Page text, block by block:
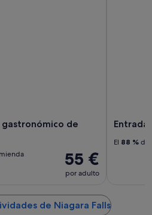
de
55 €
por adulto
Entrada
El 88 % de
de Niagara Falls